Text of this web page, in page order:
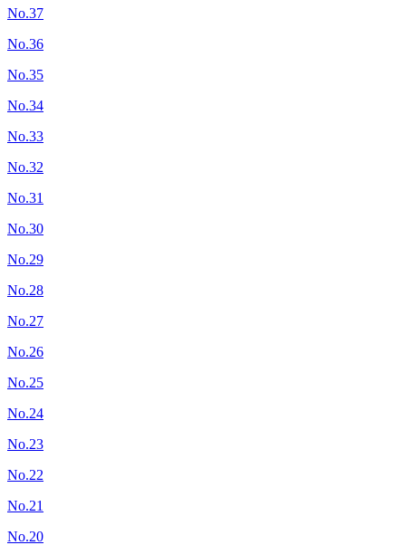
No.37
No.36
No.35
No.34
No.33
No.32
No.31
No.30
No.29
No.28
No.27
No.26
No.25
No.24
No.23
No.22
No.21
No.20